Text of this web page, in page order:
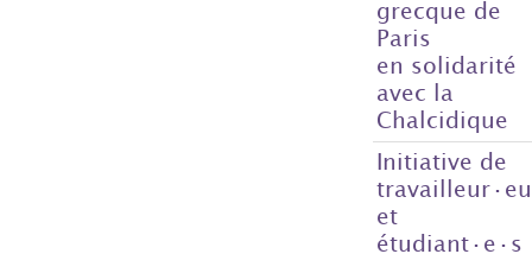
grecque de
Paris
en solidarité
avec la
Chalcidique
Initiative de
et
étudiant·e·s